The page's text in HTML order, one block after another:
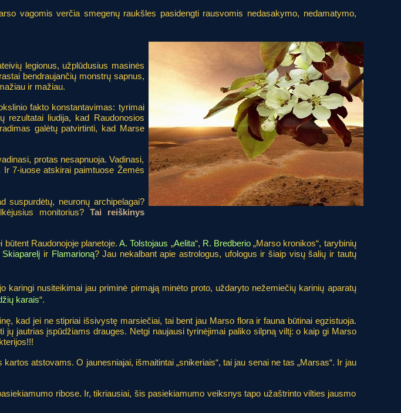
vagomis verčia smegenų raukšles pasidengti rausvomis nedasakymo, nedamatymo,
legionus, užplūdusius masinės
bendraujančių monstrų sapnus,
ir mažiau.
fakto konstantavimas: tyrimai
rezultatai liudija, kad Raudonosios
galėtų patvirtinti, kad Marse
protas nesapnuoja. Vadinasi,
7-iuose atskirai paimtuose Žemės
suspurdėtų, neuronų archipelagai?
monitorius? Tai reiškinys
Raudonojoje planetoje.A. Tolstojaus „Aelita“, R. Bredberio„Marso kronikos“, tarybinių
Skiaparelį ir Flamarioną? Jau nekalbant apie astrologus, ufologus ir šiaip visų šalių ir tautų
nusiteikimai jau priminė pirmąją minėto proto, uždaryto nežemiečių karinių aparatų
karais“.
kad jei ne stipriai išsivystę marsiečiai, tai bent jau Marso flora ir fauna būtinai egzistuoja.
jautrias įspūdžiams drauges. Netgi naujausi tyrinėjimai paliko silpną viltį: o kaip gi Marso
atstovams. O jaunesniajai, išmaitintai „snikeriais“, tai jau senai ne tas „Marsas“. Ir jau
ribose. Ir, tikriausiai, šis pasiekiamumo veiksnys tapo užaštrinto vilties jausmo